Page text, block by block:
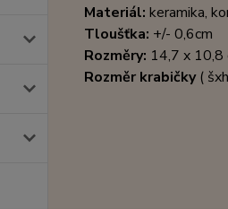
Materiál: keramika,
Tloušťka: +/- 0,6cm
Rozměry: 14,7 x 10,8
Rozměr krabičky(